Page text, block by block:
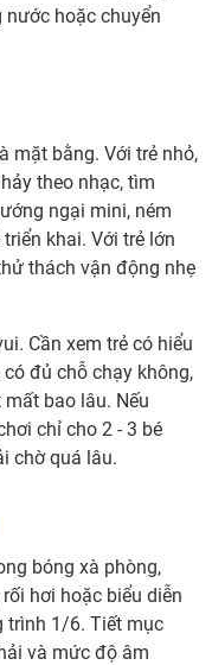
nước hoặc chuyển
mặt bằng. Với trẻ nhỏ,
theo nhạc, tìm
ngại mini, ném
khai. Với trẻ lớn
thách vận động nhẹ
Cần xem trẻ có hiểu
đủ chỗ chạy không,
bao lâu. Nếu
chỉ cho 2 - 3 bé
chờ quá lâu.
bóng xà phòng,
hơi hoặc biểu diễn
trình 1/6. Tiết mục
và mức độ âm